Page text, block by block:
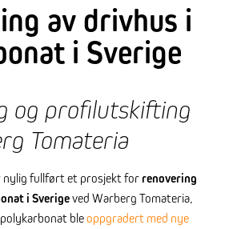
av drivhus i
i Sverige
og profilutskifting
Tomateria
nylig fullført et prosjekt forrenovering
i Sverigeved Warberg Tomateria,
bleoppgradert med nye